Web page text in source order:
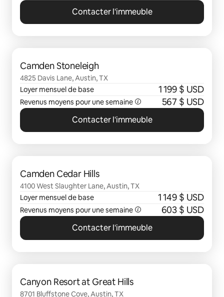
Contacter l'immeuble
Camden Stoneleigh
4825 Davis Lane, Austin, TX
Loyer mensuel de base
1 199 $ USD
Revenus moyens pour une semaine 567 $ USD
Contacter l'immeuble
Camden Cedar Hills
4100 West Slaughter Lane, Austin, TX
Loyer mensuel de base
1 149 $ USD
Revenus moyens pour une semaine 603 $ USD
Contacter l'immeuble
Canyon Resort at Great Hills
8701 Bluffstone Cove, Austin, TX